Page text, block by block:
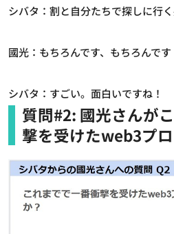
シバタ：割と自分たちで探しに行く
國光：もちろんです、もちろんです
シバタ：すごい。面白いですね！
質問#2: 國光さんが
撃を受けたweb3プ